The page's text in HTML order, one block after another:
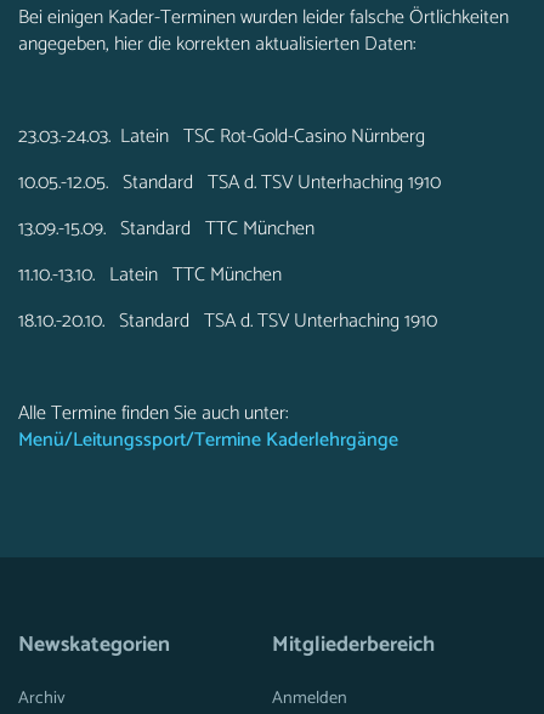
Bei einigen Kader-Terminen wurden leider falsche Örtlichkeiten
angegeben, hier die korrekten aktualisierten Daten:
23.03.-24.03. Latein TSC Rot-Gold-Casino Nürnberg
10.05.-12.05. Standard TSA d. TSV Unterhaching 1910
13.09.-15.09. Standard TTC München
11.10.-13.10. Latein TTC München
18.10.-20.10. Standard TSA d. TSV Unterhaching 1910
Alle Termine finden Sie auch unter:
Menü/Leitungssport/Termine Kaderlehrgänge
Newskategorien
Archiv
Mitgliederbereich
Anmelden